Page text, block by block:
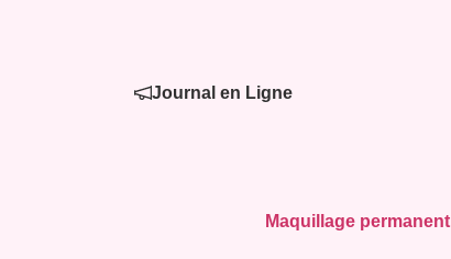
Journal en Ligne
Maquillage permanent